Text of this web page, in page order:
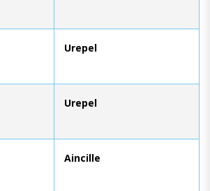
Urepel
Urepel
Aincille